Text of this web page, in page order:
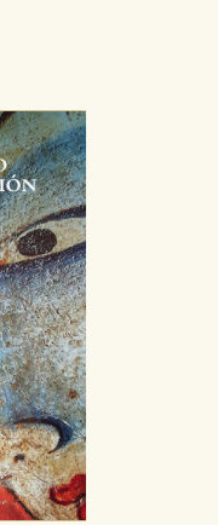
nuestros socios
sitios. No
personal sino
única de su